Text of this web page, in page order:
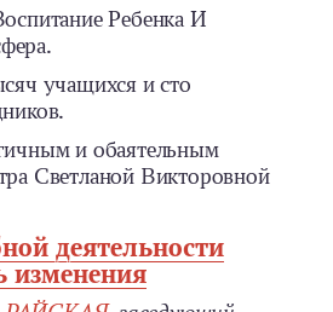
Ребенка И
учащихся и сто
и обаятельным
Светланой Викторовной
деятельности
изменения